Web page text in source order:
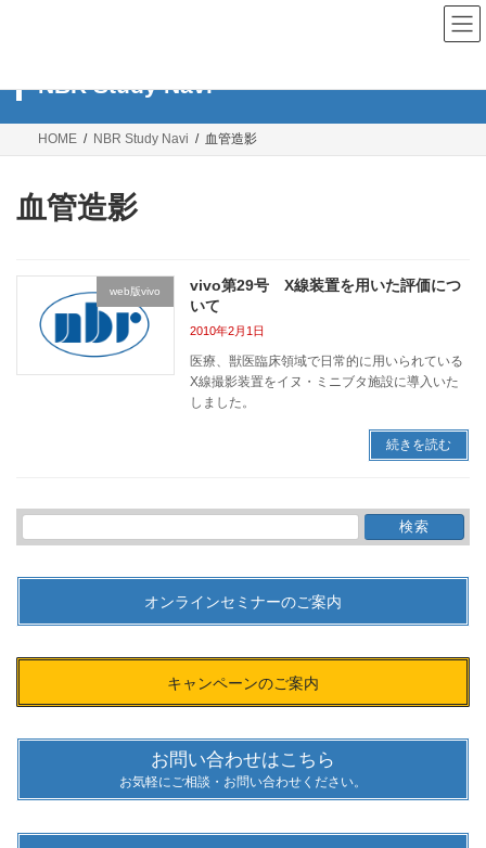
ツ
ス
シ
ン
NBR Study Navi
HOME NBR Study Navi 血管造影
血管造影
web版vivo
vivo第29号 X線装置を用いた評価につ
いて
2010年2月1日
医療、獣医臨床領域で日常的に用いられている
X線撮影装置をイヌ・ミニブタ施設に導入いた
しました。
続きを読む
検
索:
オンラインセミナーのご案内
キャンペーンのご案内
お問い合わせはこちら
お気軽にご相談・お問い合わせください。